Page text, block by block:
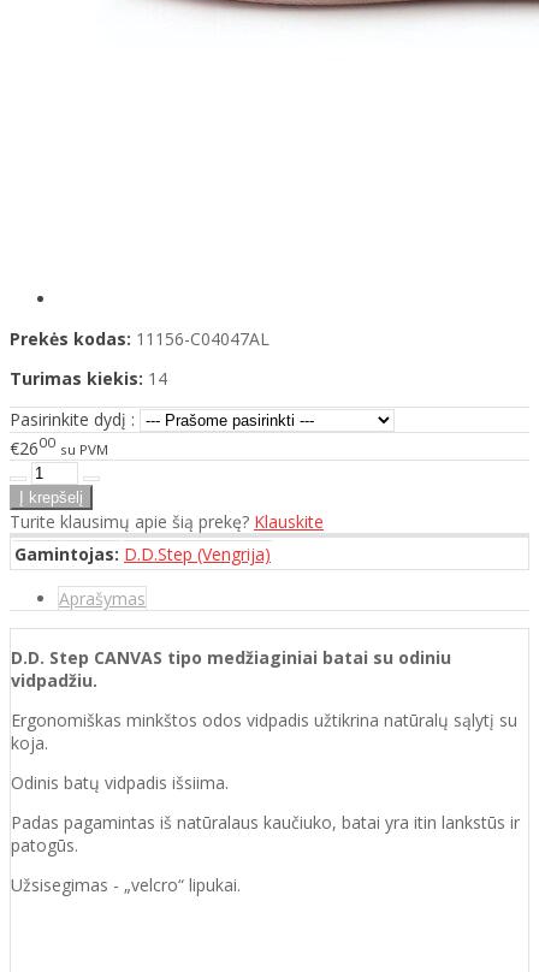
Prekės kodas: 11156-C04047AL
Turimas kiekis: 14
Pasirinkite dydį :
€2600 su PVM
Turite klausimų apie šią prekę? Klauskite
Gamintojas: D.D.Step (Vengrija)
Aprašymas
D.D. Step CANVAS tipo medžiaginiai batai su odiniu
vidpadžiu.
Ergonomiškas minkštos odos vidpadis užtikrina natūralų sąlytį su
koja.
Odinis batų vidpadis išsiima.
Padas pagamintas iš natūralaus kaučiuko, batai yra itin lankstūs ir
patogūs.
Užsisegimas - „velcro“ lipukai.